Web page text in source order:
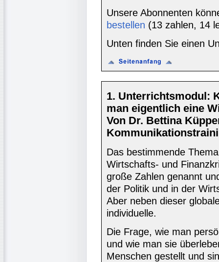
Unsere Abonnenten
bestellen (13 zahlen, 14
Unten finden Sie einen
1. Unterrichtsmodul:
man eigentlich eine
Von Dr. Bettina
Das bestimmende
Wirtschafts- und
große Zahlen genannt
der Politik und in der
Aber neben dieser
individuelle.
Die Frage, wie man
und wie man sie
Menschen gestellt und